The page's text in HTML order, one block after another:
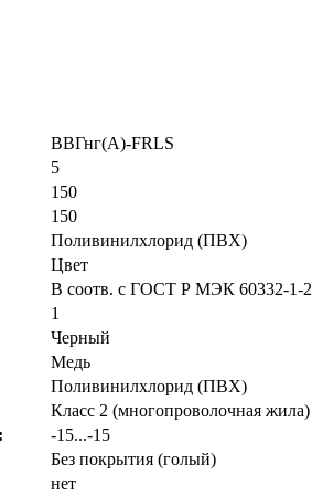
ВВГнг(А)-FRLS
5
150
150
Поливинилхлорид (ПВХ)
Цвет
В соотв. с ГОСТ Р МЭК 60332-1-2
1
Черный
Медь
Поливинилхлорид (ПВХ)
Класс 2 (многопроволочная жила)
-15...-15
Без покрытия (голый)
нет